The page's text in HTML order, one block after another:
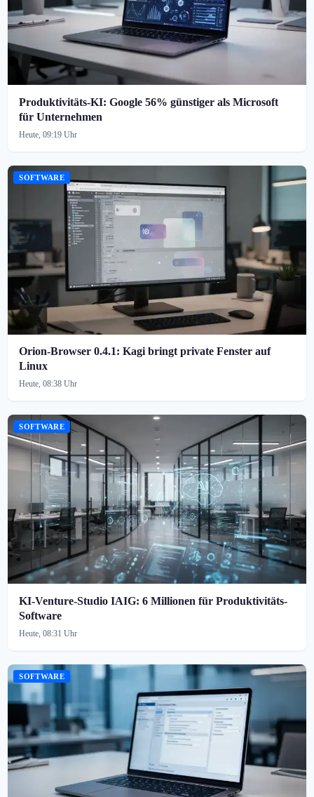
Produktivitäts-KI: Google 56% günstiger als Microsoft
für Unternehmen
Heute, 09:19 Uhr
SOFTWARE
Orion-Browser 0.4.1: Kagi bringt private Fenster auf
Linux
Heute, 08:38 Uhr
SOFTWARE
KI-Venture-Studio IAIG: 6 Millionen für Produktivitäts-
Software
Heute, 08:31 Uhr
SOFTWARE